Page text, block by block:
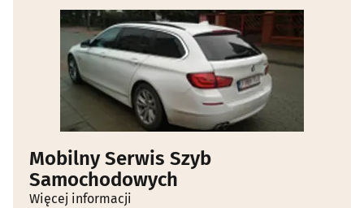
Mobilny Serwis Szyb
Samochodowych
Więcej informacji